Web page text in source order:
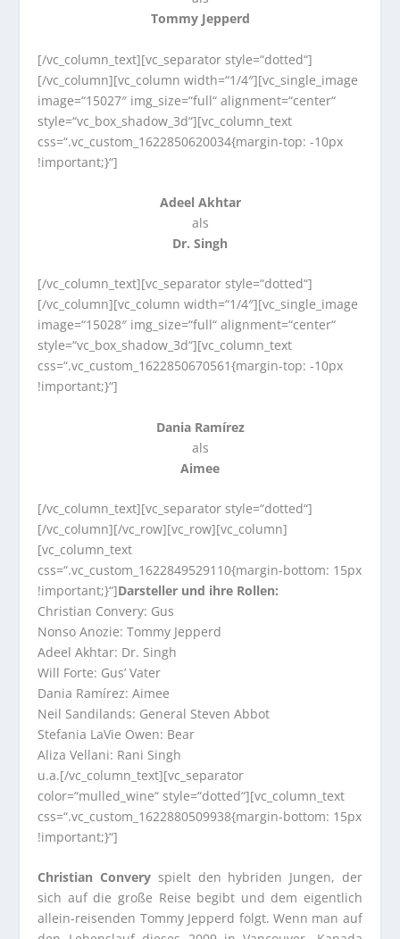
Tommy Jepperd
[/vc_column_text][vc_separator style=“dotted“]
[/vc_column][vc_column width=“1/4″][vc_single_image
image=“15027″ img_size=“full“ alignment=“center“
style=“vc_box_shadow_3d“][vc_column_text
css=“.vc_custom_1622850620034{margin-top: -10px
!important;}“]
Adeel Akhtar
als
Dr. Singh
[/vc_column_text][vc_separator style=“dotted“]
[/vc_column][vc_column width=“1/4″][vc_single_image
image=“15028″ img_size=“full“ alignment=“center“
style=“vc_box_shadow_3d“][vc_column_text
css=“.vc_custom_1622850670561{margin-top: -10px
!important;}“]
Dania Ramírez
als
Aimee
[/vc_column_text][vc_separator style=“dotted“]
[/vc_column][/vc_row][vc_row][vc_column]
[vc_column_text
css=“.vc_custom_1622849529110{margin-bottom: 15px
!important;}“]Darsteller und ihre Rollen:
Christian Convery: Gus
Nonso Anozie: Tommy Jepperd
Adeel Akhtar: Dr. Singh
Will Forte: Gus’ Vater
Dania Ramírez: Aimee
Neil Sandilands: General Steven Abbot
Stefania LaVie Owen: Bear
Aliza Vellani: Rani Singh
u.a.[/vc_column_text][vc_separator
color=“mulled_wine“ style=“dotted“][vc_column_text
css=“.vc_custom_1622880509938{margin-bottom: 15px
!important;}“]
Christian Convery spielt den hybriden Jungen, der
sich auf die große Reise begibt und dem eigentlich
allein-reisenden Tommy Jepperd folgt. Wenn man auf